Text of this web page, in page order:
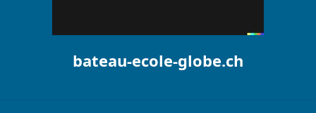
bateau-ecole-globe.ch